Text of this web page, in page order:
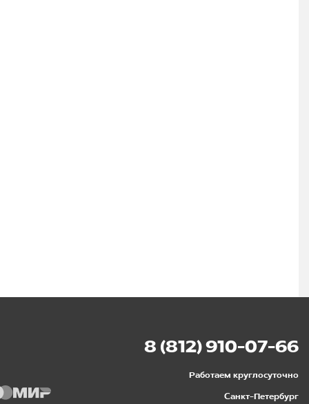
8 (812) 910-07-66
Работаем круглосуточно
Санкт-Петербург